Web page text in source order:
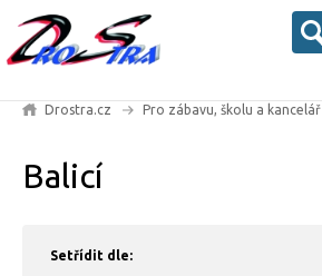
Drostra.cz Pro zábavu, školu a kancelář
Balicí
Setřídit dle: